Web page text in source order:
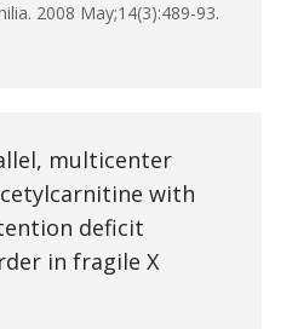
2008 May;14(3):489-93.
multicenter
with
deficit
in fragile X